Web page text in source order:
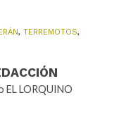
, TERREMOTOS,
EL LORQUINO